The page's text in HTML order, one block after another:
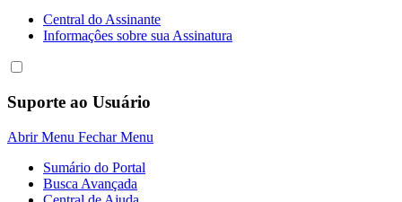
Central do Assinante
Informaçôes sobre sua Assinatura
Suporte ao Usuário
Abrir Menu Fechar Menu
Sumário do Portal
Busca Avançada